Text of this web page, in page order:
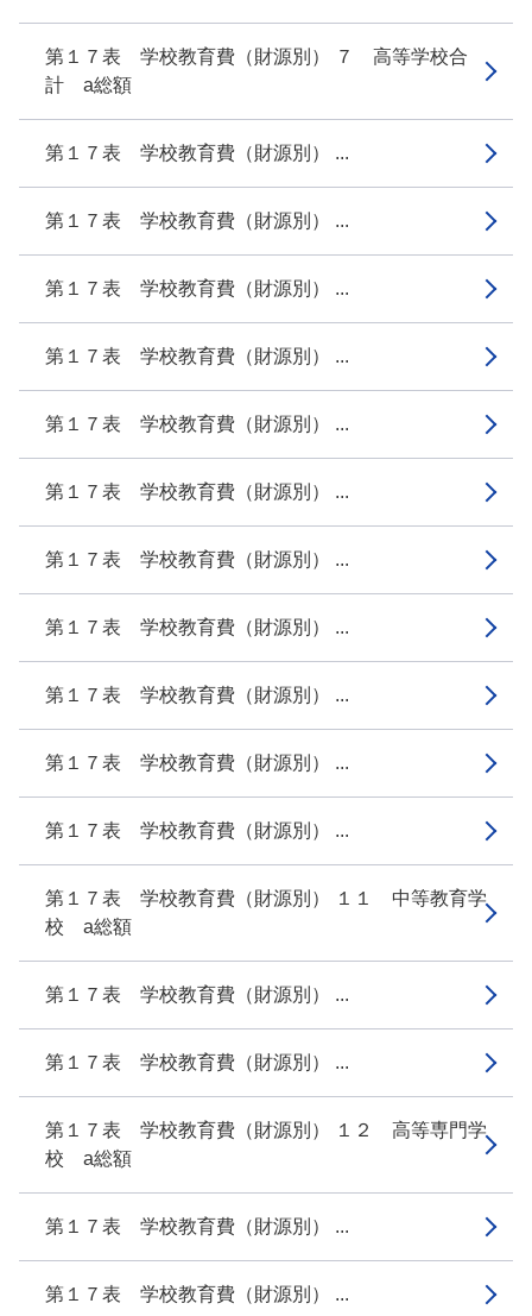
第１７表 学校教育費（財源別） ７ 高等学校合
計 a総額
第１７表 学校教育費（財源別） ...
第１７表 学校教育費（財源別） ...
第１７表 学校教育費（財源別） ...
第１７表 学校教育費（財源別） ...
第１７表 学校教育費（財源別） ...
第１７表 学校教育費（財源別） ...
第１７表 学校教育費（財源別） ...
第１７表 学校教育費（財源別） ...
第１７表 学校教育費（財源別） ...
第１７表 学校教育費（財源別） ...
第１７表 学校教育費（財源別） ...
第１７表 学校教育費（財源別） １１ 中等教育学
校 a総額
第１７表 学校教育費（財源別） ...
第１７表 学校教育費（財源別） ...
第１７表 学校教育費（財源別） １２ 高等専門学
校 a総額
第１７表 学校教育費（財源別） ...
第１７表 学校教育費（財源別） ...